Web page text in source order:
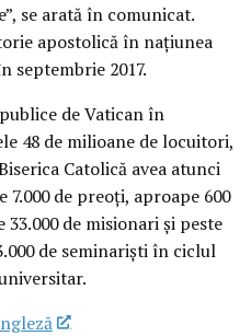
se arată în comunicat.
apostolică în națiunea
septembrie 2017.
de Vatican în
48 de milioane de locuitori,
Catolică avea atunci
7.000 de preoți, aproape 600
de misionari și peste
de seminariști în ciclul